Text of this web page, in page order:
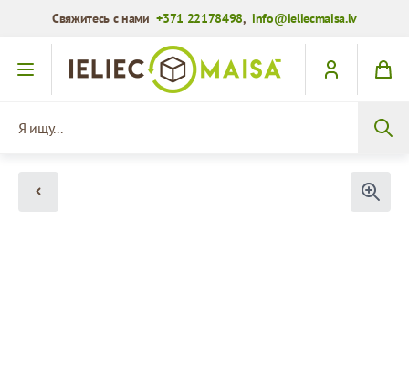
Свяжитесь с нами+371 22178498,info@ieliecmaisa.lv
Перейти к содержимому